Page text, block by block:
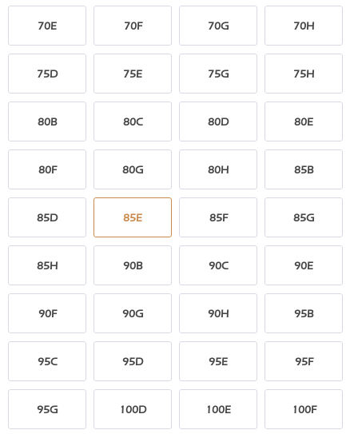
70E 70F 70G 70H
75D 75E 75G 75H
80B 80C 80D 80E
80F 80G 80H 85B
85D 85E 85F 85G
85H 90B 90C 90E
90F 90G 90H 95B
95C 95D 95E 95F
95G 100D 100E 100F